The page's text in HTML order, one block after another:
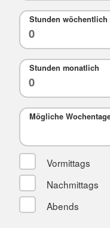
Stunden wöchentlich
Stunden monatlich
Mögliche
Vormittags
Nachmittags
Abends